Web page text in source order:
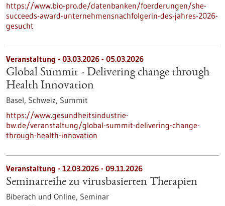
https://www.bio-pro.de/datenbanken/foerderungen/she-
succeeds-award-unternehmensnachfolgerin-des-jahres-2026-
gesucht
Veranstaltung - 03.03.2026 - 05.03.2026
Global Summit - Delivering change through
Health Innovation
Basel, Schweiz, Summit
https://www.gesundheitsindustrie-
bw.de/veranstaltung/global-summit-delivering-change-
through-health-innovation
Veranstaltung - 12.03.2026 - 09.11.2026
Seminarreihe zu virusbasierten Therapien
Biberach und Online, Seminar